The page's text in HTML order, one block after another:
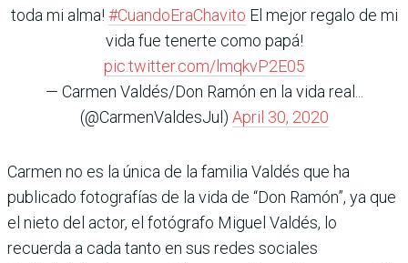
toda mi alma! #CuandoEraChavito El mejor regalo de mi
vida fue tenerte como papá!
pic.twitter.com/lmqkvP2E05
— Carmen Valdés/Don Ramón en la vida real...
(@CarmenValdesJul) April 30, 2020
Carmen no es la única de la familia Valdés que ha
publicado fotografías de la vida de “Don Ramón”, ya que
el nieto del actor, el fotógrafo Miguel Valdés, lo
recuerda a cada tanto en sus redes sociales